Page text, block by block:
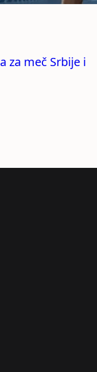
za meč Srbije i